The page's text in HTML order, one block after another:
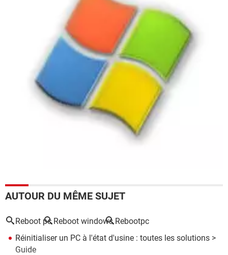
AUTOUR DU MÊME SUJET
Reboot pc Reboot windows Rebootpc
Réinitialiser un PC à l'état d'usine : toutes les solutions >
Guide